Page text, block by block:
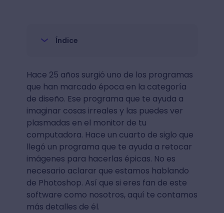
Índice
Hace 25 años surgió uno de los programas
que han marcado época en la categoría
de diseño. Ese programa que te ayuda a
imaginar cosas irreales y las puedes ver
plasmadas en el monitor de tu
computadora. Hace un cuarto de siglo que
llegó un programa que te ayuda a retocar
imágenes para hacerlas épicas. No es
necesario aclarar que estamos hablando
de Photoshop. Así que si eres fan de este
software como nosotros, aquí te contamos
más detalles de él.